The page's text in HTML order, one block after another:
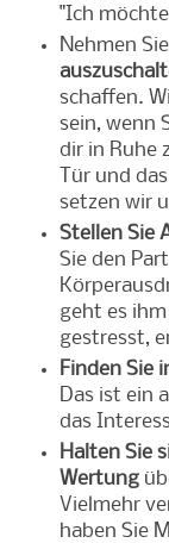
"Ich
Nehmen
schaffen.
sein, wenn
dir in Ruhe
Tür und
setzen wir
Stellen Sie
Sie den
geht es
gestresst,
Finden Sie
Das ist ein
das
Halten Sie
Wertung
Vielmehr
haben Sie